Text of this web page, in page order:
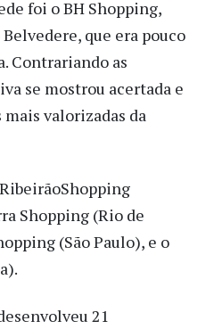
foi o BH Shopping,
que era pouco
Contrariando as
se mostrou acertada e
mais valorizadas da
Shopping (Rio de
(São Paulo), e o
21